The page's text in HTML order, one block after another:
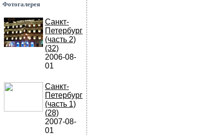
Фотогалерея
Санкт-
Петербург
(часть 2)
(32)
2006-08-
01
Санкт-
Петербург
(часть 1)
(28)
2007-08-
01